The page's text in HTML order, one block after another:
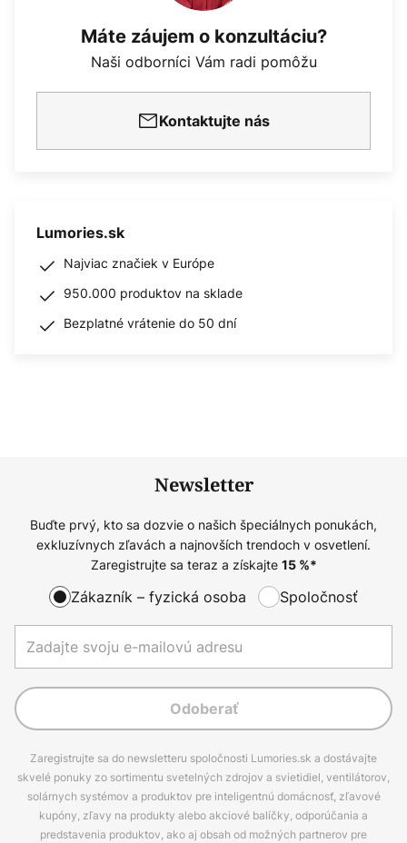
Máte záujem o konzultáciu?
Naši odborníci Vám radi pomôžu
Kontaktujte nás
Lumories.sk
Najviac značiek v Európe
950.000 produktov na sklade
Bezplatné vrátenie do 50 dní
Newsletter
Buďte prvý, kto sa dozvie o našich špeciálnych ponukách,
exkluzívnych zľavách a najnovších trendoch v osvetlení.
Zaregistrujte sa teraz a získajte 15%*
Zákazník – fyzická osoba Spoločnosť
Odoberať
Zaregistrujte sa do newsletteru spoločnosti Lumories.sk a dostávajte
skvelé ponuky zo sortimentu svetelných zdrojov a svietidiel, ventilátorov,
solárnych systémov a produktov pre inteligentnú domácnosť, zľavové
kupóny, zľavy na produkty alebo akciové balíčky, odporúčania a
predstavenia produktov, ako aj obsah od možných partnerov pre